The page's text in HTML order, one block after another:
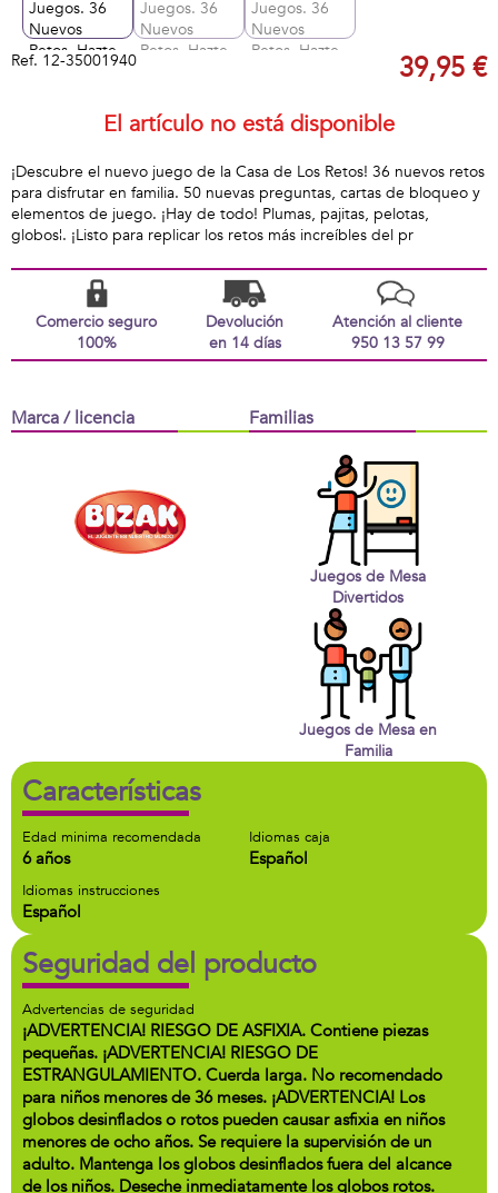
Ref. 12-35001940 39,95 €
El artículo no está disponible
¡Descubre el nuevo juego de la Casa de Los Retos! 36 nuevos retos
para disfrutar en familia. 50 nuevas preguntas, cartas de bloqueo y
elementos de juego. ¡Hay de todo! Plumas, pajitas, pelotas,
globos¦. ¡Listo para replicar los retos más increíbles del pr
Comercio seguro
100%
Devolución
en 14 días
Atención al cliente
950 13 57 99
Marca / licencia Familias
Juegos de Mesa
Divertidos
Juegos de Mesa en
Familia
Características
Edad minima recomendada
6 años
Idiomas caja
Español
Idiomas instrucciones
Español
Seguridad del producto
Advertencias de seguridad
¡ADVERTENCIA! RIESGO DE ASFIXIA. Contiene piezas
pequeñas. ¡ADVERTENCIA! RIESGO DE
ESTRANGULAMIENTO. Cuerda larga. No recomendado
para niños menores de 36 meses. ¡ADVERTENCIA! Los
globos desinflados o rotos pueden causar asfixia en niños
menores de ocho años. Se requiere la supervisión de un
adulto. Mantenga los globos desinflados fuera del alcance
de los niños. Deseche inmediatamente los globos rotos.